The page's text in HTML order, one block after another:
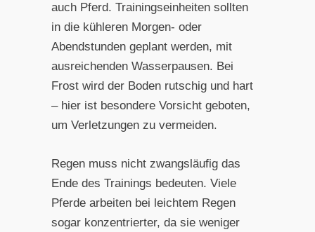
auch Pferd. Trainingseinheiten sollten
in die kühleren Morgen- oder
Abendstunden geplant werden, mit
ausreichenden Wasserpausen. Bei
Frost wird der Boden rutschig und hart
– hier ist besondere Vorsicht geboten,
um Verletzungen zu vermeiden.
Regen muss nicht zwangsläufig das
Ende des Trainings bedeuten. Viele
Pferde arbeiten bei leichtem Regen
sogar konzentrierter, da sie weniger